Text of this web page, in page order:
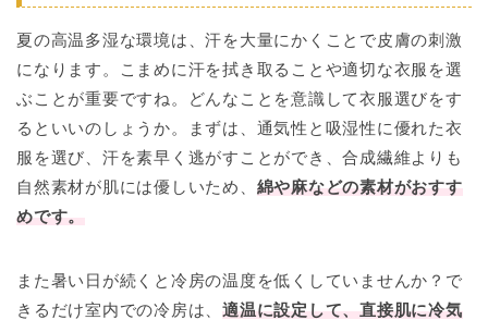
夏の高温多湿な環境は、汗を大量にかくことで皮膚の刺激
になります。こまめに汗を拭き取ることや適切な衣服を選
ぶことが重要ですね。どんなことを意識して衣服選びをす
るといいのしょうか。まずは、通気性と吸湿性に優れた衣
服を選び、汗を素早く逃がすことができ、合成繊維よりも
自然素材が肌には優しいため、 綿や麻などの素材がおすす
めです。
また暑い日が続くと冷房の温度を低くしていませんか？で
きるだけ室内での冷房は、適温に設定して、直接肌に冷気